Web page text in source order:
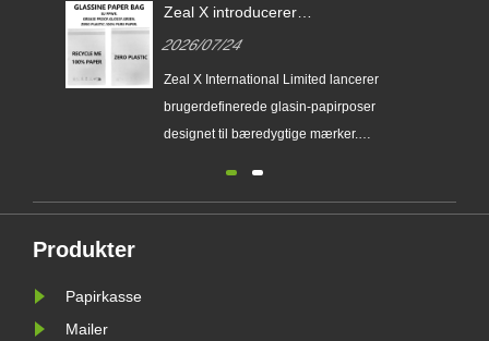
Zeal X introducerer
papirposer til bæredygtig
emballage og EU PPWR-
overholdelse
2026/07/24
Zeal X International Limited lancerer
brugerdefinerede glasin-papirposer
designet til bæredygtige mærker.
emballagetrends og hjælper
Produkter
Papirkasse
Mailer